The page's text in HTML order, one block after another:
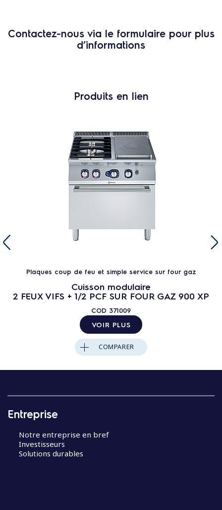
Contactez-nous via le formulaire pour plus
d’informations
Produits en lien
Plaques coup de feu et simple service sur four gaz
Cuisson modulaire
2 FEUX VIFS + 1/2 PCF SUR FOUR GAZ 900 XP
COD 371009
VOIR PLUS
COMPARER
Entreprise
Notre entreprise en bref
Investisseurs
Solutions durables